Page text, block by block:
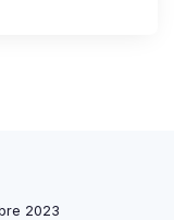
2023